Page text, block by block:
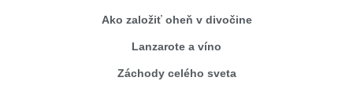
Ako založiť oheň v divočine
Lanzarote a víno
Záchody celého sveta